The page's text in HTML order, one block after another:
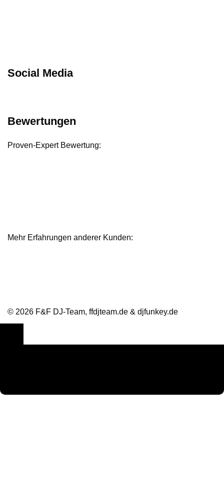
Social Media
Bewertungen
Proven-Expert Bewertung:
Mehr Erfahrungen anderer Kunden:
© 2026 F&F DJ-Team, ffdjteam.de & djfunkey.de